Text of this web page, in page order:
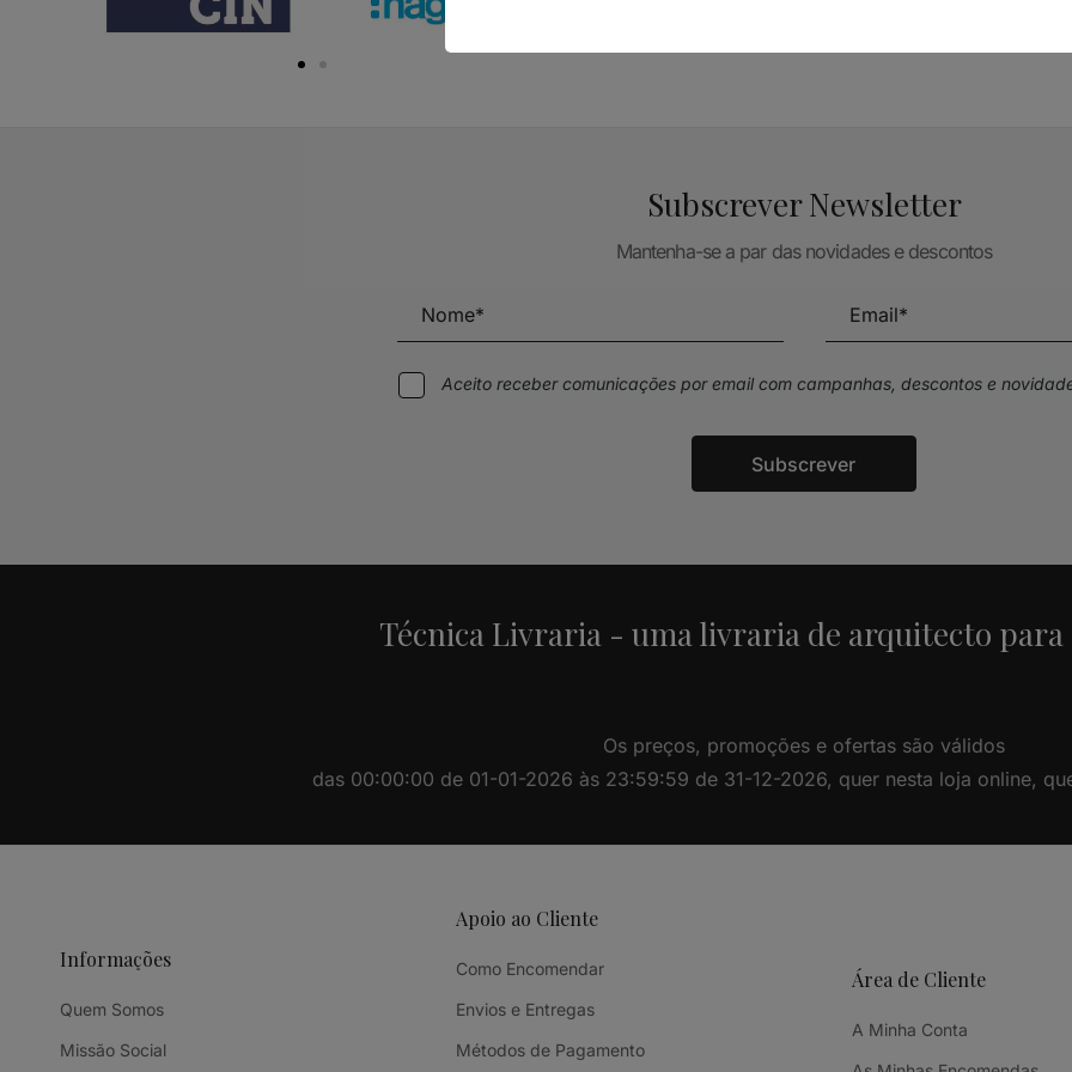
Subscrever Newsletter
Mantenha-se a par das novidades e descontos
Aceito receber comunicações por email com campanhas, descontos e
Subscrever
Técnica Livraria - uma livraria de arquitecto
Os preços, promoções e ofertas são válidos
das 00:00:00 de 01-01-2026 às 23:59:59 de 31-12-2026, quer nesta loja online,
Informações
Quem Somos
Missão Social
Apoio ao Cliente
Como Encomendar
Envios e Entregas
Métodos de Pagamento
Área de Cliente
A Minha Conta